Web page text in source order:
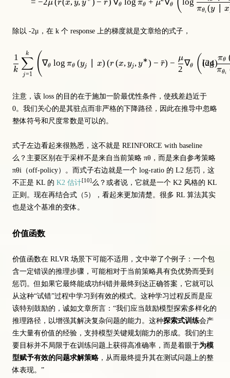
μ r x y y r θ πθ μ θ πθi (y x
除以 -2μ，在 k 个 response 上的梯度就是文章给的式子，
\frac{1}{k}
k
1
j=1
∑
k ( ∇θ log πθ (yj x) (r (x,yj, y∗) − r
ˉ) −
2
μ
∇θ ( log
πθi
πθ
(24)
注意，该 loss 的目的在于施加一阶最优性条件，使残差趋近于
0。我们关心的是其驻点而非严格的下降路径，因此在推导中忽略
整体符号和尺度常数是可以的。
式子左边看起来很熟悉，这不就是 REINFORCE with baseline
么？主要区别在于采样不是来自当前策略 πθ，而是来自参考策略
πθi（off-policy）。而式子右边就是一个 log-ratio 的 L2 惩罚，这
不正是 KL 的 K2 估计[10]么？或者说，它就是一个 K2 风格的 KL
正则。现在再结合式（5），看起来更加清楚。很多 RL 算法其实
也是这个基准的变体。
价值函数
价值函数在 RLVR 场景下可能不适用，文中举了个例子：一个包
含一定错误的推理步骤，可能相对于当前策略具有负优势而受到
惩罚。但如果它最终能成功纠错并最终到达正确答案，它就可以
从这种“试错”过程中学习到有效的模式。这种学习过程反而是应
该特别鼓励的，诚如文章所言：“我们应当鼓励模型探索多样化的
推理路径，以增强其解决复杂问题的能力。这种探索式训练会产
生大量有价值的经验，支持模型关键规划能力的形成。我们的主
要目标并不局限于在训练问题上获得高准确率，而是着眼于为模
型赋予有效的问题求解策略 ，从而最终提升其在测试问题上的整
体表现。”